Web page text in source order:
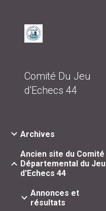
Comité Du Jeu
d'Echecs 44
Archives
Ancien site du Comité
Départemental du Jeu
d'Echecs 44
Annonces et
résultats